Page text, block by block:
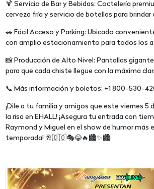
🍹 Servicio de Bar y Bebidas: Coctelería
cerveza fría y servicio de botellas para brindar
🚗 Fácil Acceso y Parking: Ubicado
con amplio estacionamiento para todos los
📸 Producción de Alto Nivel: Pantallas
para que cada chiste llegue con la máxima
📞 Más información y boletos: +1 800-530-
¡Dile a tu familia y amigos que este viernes 5
la risa en EHALL! ¡Asegura tu entrada con
Raymond y Miguel en el show de humor más
temporada! 🥂🇩🇴🎭😂🔥🏙️✨🏙️